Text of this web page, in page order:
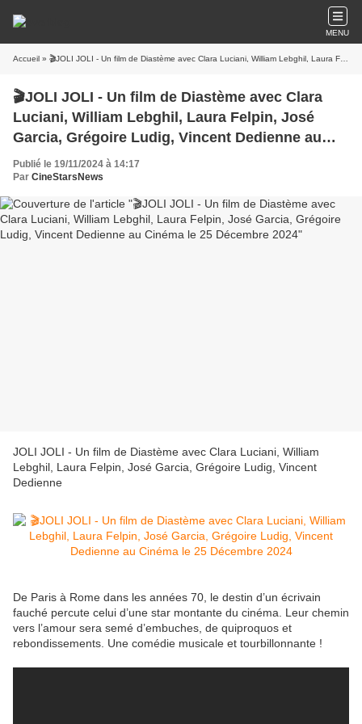
MENU
Accueil » 🎬JOLI JOLI - Un film de Diastème avec Clara Luciani, William Lebghil, Laura Felpin, José Garcia, Grégoire Ludig, Vincent Dedienne au Cinéma le 25 Décembre 2024
🎬JOLI JOLI - Un film de Diastème avec Clara
Luciani, William Lebghil, Laura Felpin, José
Garcia, Grégoire Ludig, Vincent Dedienne au
Cinéma le 25 Décembre 2024
Publié le 19/11/2024 à 14:17
Par CineStarsNews
JOLI JOLI - Un film de Diastème avec Clara Luciani, William
Lebghil, Laura Felpin, José Garcia, Grégoire Ludig, Vincent
Dedienne
De Paris à Rome dans les années 70, le destin d’un écrivain
fauché percute celui d’une star montante du cinéma. Leur chemin
vers l’amour sera semé d’embuches, de quiproquos et
rebondissements. Une comédie musicale et tourbillonnante !